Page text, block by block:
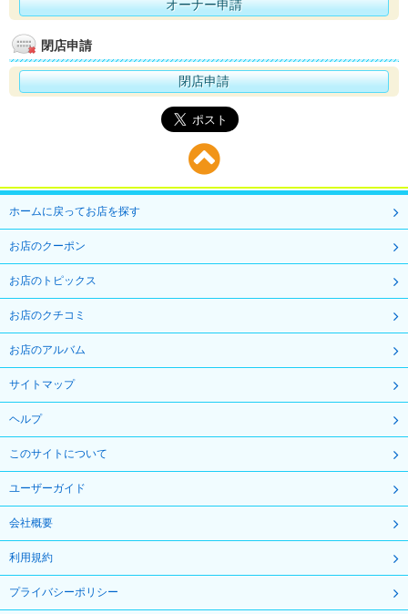
オーナー申請
閉店申請
閉店申請
ホームに戻ってお店を探す
お店のクーポン
お店のトピックス
お店のクチコミ
お店のアルバム
サイトマップ
ヘルプ
このサイトについて
ユーザーガイド
会社概要
利用規約
プライバシーポリシー